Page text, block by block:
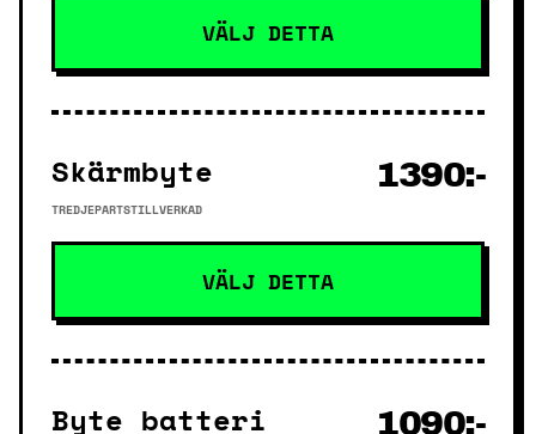
VÄLJ DETTA
Skärmbyte
TREDJEPARTSTILLVERKAD
1390:-
VÄLJ DETTA
Byte batteri 1090:-